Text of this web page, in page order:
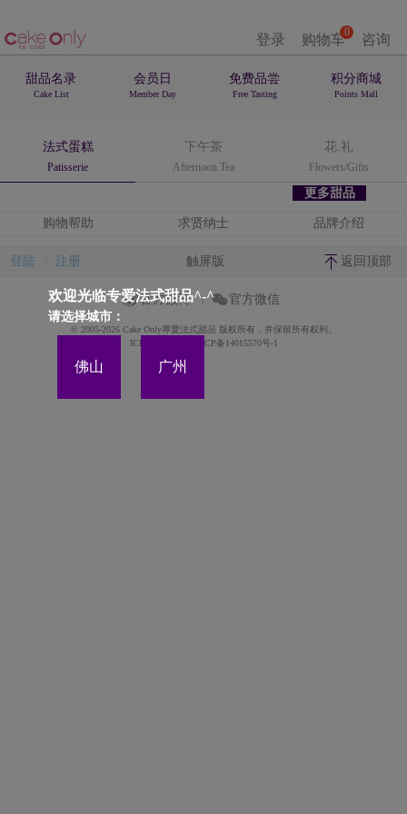
登录 0
购物车 咨询
甜品名录
Cake List
会员日
Member Day
免费品尝
Free Tasting
积分商城
Points Mall
法式蛋糕
Patisserie
下午茶
Afternoon Tea
花.礼
Flowers/Gifts
更多甜品
欢迎光临专爱法式甜品^-^
请选择城市：
佛山 广州
购物帮助 求贤纳士 品牌介绍
登陆 注册 触屏版 返回顶部
官方微博 官方微信
© 2005-2026 Cake Only專愛法式甜品 版权所有，并保留所有权利。
ICP备案证书号:粤ICP备14015570号-1